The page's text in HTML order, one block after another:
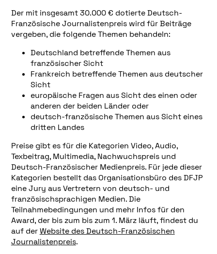
Der mit insgesamt 30.000 € dotierte Deutsch-
Französische Journalistenpreis wird für Beiträge
vergeben, die folgende Themen behandeln:
Deutschland betreffende Themen aus
französischer Sicht
Frankreich betreffende Themen aus deutscher
Sicht
europäische Fragen aus Sicht des einen oder
anderen der beiden Länder oder
deutsch-französische Themen aus Sicht eines
dritten Landes
Preise gibt es für die Kategorien Video, Audio,
Texbeitrag, Multimedia, Nachwuchspreis und
Deutsch-Französischer Medienpreis. Für jede dieser
Kategorien bestellt das Organisationsbüro des DFJP
eine Jury aus Vertretern von deutsch- und
französischsprachigen Medien. Die
Teilnahmebedingungen und mehr Infos für den
Award, der bis zum bis zum 1. März läuft, findest du
auf derWebsite des Deutsch-Französischen
Journalistenpreis.